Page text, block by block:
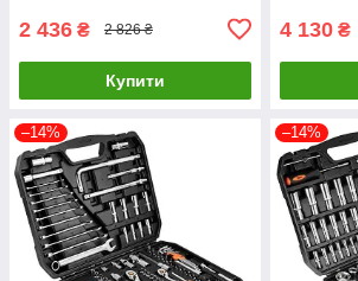
2 436 ₴ 2 826 ₴
Купити
4 130 ₴
–14% –14%